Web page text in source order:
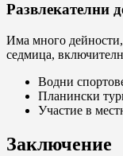
Развлекателни
Има много дейности,
седмица,
Водни
Планински
Участие в
Заключение